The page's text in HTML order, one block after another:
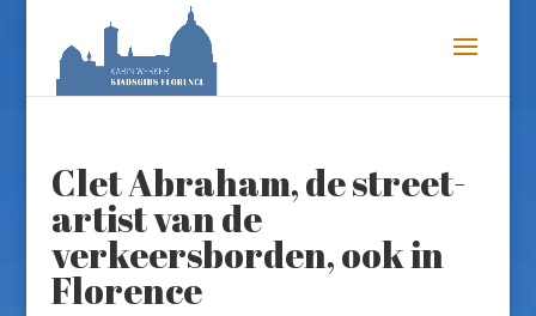
Clet Abraham, de street-
artist van de
verkeersborden, ook in
Florence